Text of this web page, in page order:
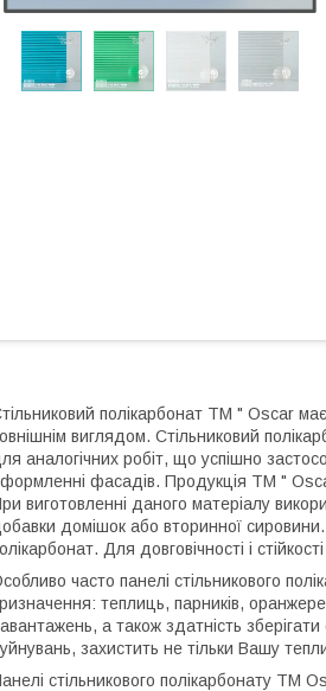
полікарбонат ТМ " Oscar має
виглядом. Стільниковий
аналогічних робіт, що успішно
фасадів. Продукція ТМ " Oscar
виготовленні даного матеріалу
домішок або вторинної
Для довговічності і
часто панелі стільникового
теплиць, парників,
а також здатність
захистить не тільки Вашу
стільникового полікарбонату ТМ